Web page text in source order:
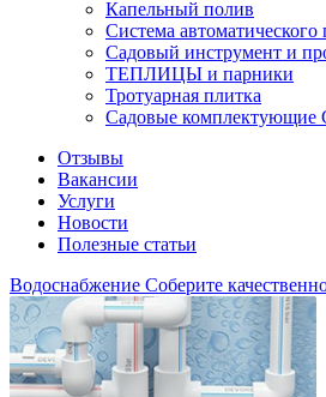
Капельный полив
Система автоматического
Садовый инструмент и
ТЕПЛИЦЫ и парники
Тротуарная плитка
Садовые комплектующие
Отзывы
Вакансии
Услуги
Новости
Полезные статьи
Водоснабжение Соберите